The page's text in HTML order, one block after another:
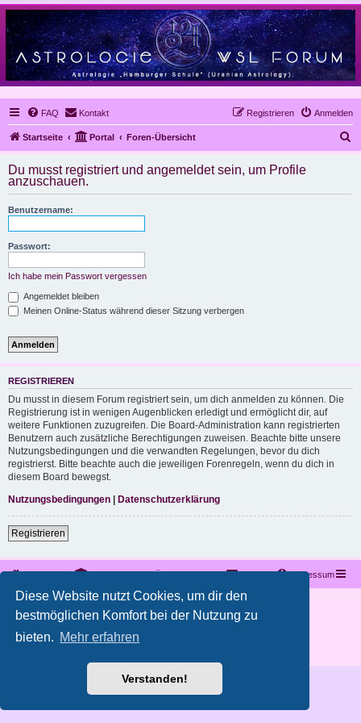
Diese Website nutzt Cookies, um dir den
bestmöglichen Komfort bei der Nutzung zu
bieten. Mehr erfahren
Verstanden!
FAQ Kontakt Anmelden
Registrieren
Startseite Portal Foren-Übersicht
h
Du musst registriert und angemeldet sein, um Profile
anzuschauen.
Benutzername:
Passwort:
Ich habe mein Passwort vergessen
Angemeldet bleiben
Meinen Online-Status während dieser Sitzung verbergen
REGISTRIEREN
Du musst in diesem Forum registriert sein, um dich anmelden zu können. Die
Registrierung ist in wenigen Augenblicken erledigt und ermöglicht dir, auf
weitere Funktionen zuzugreifen. Die Board-Administration kann registrierten
Benutzern auch zusätzliche Berechtigungen zuweisen. Beachte bitte unsere
Nutzungsbedingungen und die verwandten Regelungen, bevor du dich
registrierst. Bitte beachte auch die jeweiligen Forenregeln, wenn du dich in
diesem Board bewegst.
Nutzungsbedingungen | Datenschutzerklärung
Registrieren
Startseite Portal Foren-Übersicht Impressum
Kontakt
Copyright © 2012 - 2026 All rights reserved.
Powered byphpBB ® Forum Software © phpBB Limited
Deutsche Übersetzung durch